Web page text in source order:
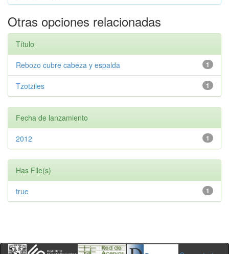
Otras opciones relacionadas
Título
1
Rebozo cubre cabeza y espalda
1
Tzotziles
Fecha de lanzamiento
1
2012
Has File(s)
1
true